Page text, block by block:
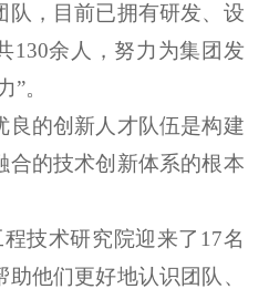
队，目前已拥有研发、设
130余人，努力为集团发
”。
良的创新人才队伍是构建
合的技术创新体系的根本
程技术研究院迎来了 17名
助他们更好地认识团队、